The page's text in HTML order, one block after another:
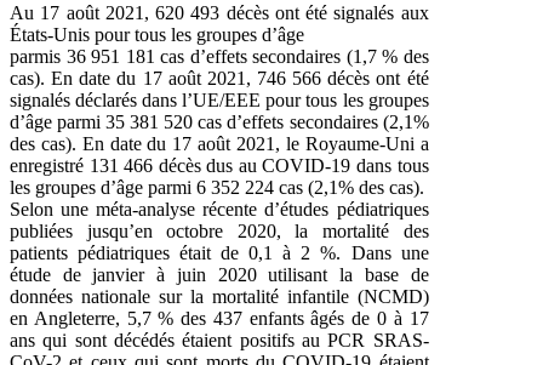
Au 17 août 2021, 620 493 décès ont été signalés aux
États-Unis pour tous les groupes d’âge
parmis 36 951 181 cas d’effets secondaires (1,7 % des
cas). En date du 17 août 2021, 746 566 décès ont été
signalés déclarés dans l’UE/EEE pour tous les groupes
d’âge parmi 35 381 520 cas d’effets secondaires (2,1%
des cas). En date du 17 août 2021, le Royaume-Uni a
enregistré 131 466 décès dus au COVID-19 dans tous
les groupes d’âge parmi 6 352 224 cas (2,1% des cas).
Selon une méta-analyse récente d’études pédiatriques
publiées jusqu’en octobre 2020, la mortalité des
patients pédiatriques était de 0,1 à 2 %. Dans une
étude de janvier à juin 2020 utilisant la base de
données nationale sur la mortalité infantile (NCMD)
en Angleterre, 5,7 % des 437 enfants âgés de 0 à 17
ans qui sont décédés étaient positifs au PCR SRAS-